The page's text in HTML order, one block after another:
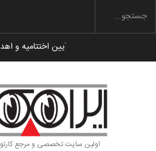
گزارش تصویری آیین اختتامیه و
اولین سایت تخصصی و مرجع کارتون